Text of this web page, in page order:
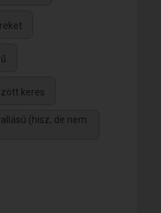
keres
(hisz, de nem